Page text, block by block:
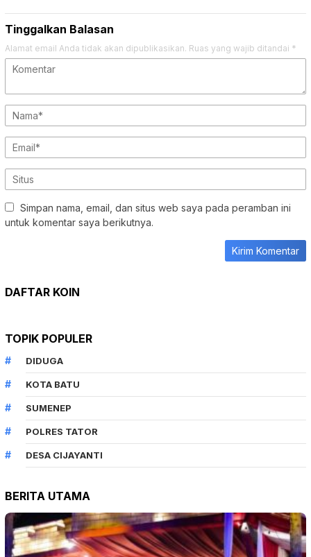
Tinggalkan Balasan
Alamat email Anda tidak akan dipublikasikan. Ruas yang wajib ditandai *
Simpan nama, email, dan situs web saya pada peramban ini
untuk komentar saya berikutnya.
DAFTAR KOIN
TOPIK POPULER
DIDUGA
KOTA BATU
SUMENEP
POLRES TATOR
DESA CIJAYANTI
BERITA UTAMA